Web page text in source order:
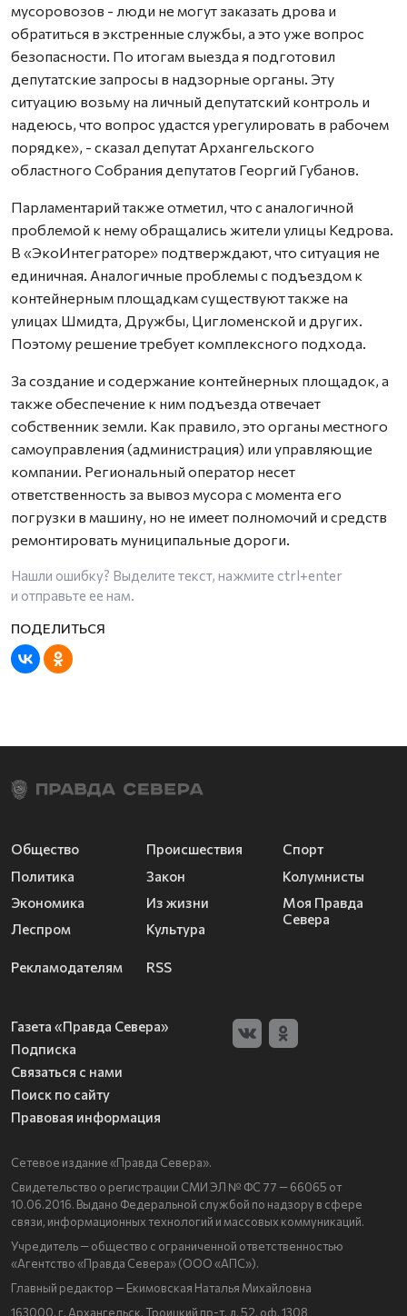
мусоровозов - люди не могут заказать дрова и
обратиться в экстренные службы, а это уже вопрос
безопасности. По итогам выезда я подготовил
депутатские запросы в надзорные органы. Эту
ситуацию возьму на личный депутатский контроль и
надеюсь, что вопрос удастся урегулировать в рабочем
порядке», - сказал депутат Архангельского
областного Собрания депутатов Георгий Губанов.
Парламентарий также отметил, что с аналогичной
проблемой к нему обращались жители улицы Кедрова.
В «ЭкоИнтеграторе» подтверждают, что ситуация не
единичная. Аналогичные проблемы с подъездом к
контейнерным площадкам существуют также на
улицах Шмидта, Дружбы, Цигломенской и других.
Поэтому решение требует комплексного подхода.
За создание и содержание контейнерных площадок, а
также обеспечение к ним подъезда отвечает
собственник земли. Как правило, это органы местного
самоуправления (администрация) или управляющие
компании. Региональный оператор несет
ответственность за вывоз мусора с момента его
погрузки в машину, но не имеет полномочий и средств
ремонтировать муниципальные дороги.
Нашли ошибку? Выделите текст, нажмите ctrl+enter
и отправьте ее нам.
Общество
Политика
Экономика
Леспром
Происшествия
Закон
Из жизни
Культура
Спорт
Колумнисты
Моя Правда
Севера
Рекламодателям RSS
Газета «Правда Севера»
Подписка
Связаться с нами
Поиск по сайту
Правовая информация
Сетевое издание «Правда Севера».
Свидетельство о регистрации СМИ ЭЛ № ФС 77 — 66065 от
10.06.2016. Выдано Федеральной службой по надзору в сфере
связи, информационных технологий и массовых коммуникаций.
Учредитель — общество с ограниченной ответственностью
«Агентство «Правда Севера» (ООО «АПС»).
Главный редактор — Екимовская Наталья Михайловна
163000, г. Архангельск, Троицкий пр-т, д. 52, оф. 1308